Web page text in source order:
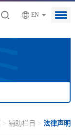
EN
>辅助栏目 >法律声明